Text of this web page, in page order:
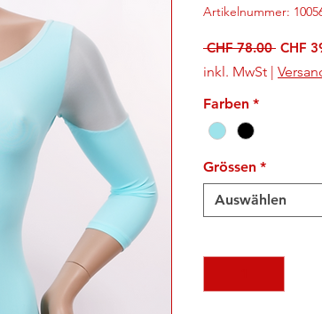
Artikelnummer:
CHF 78.00 CHF
inkl. MwSt |
Farben *
Grössen *
Auswählen